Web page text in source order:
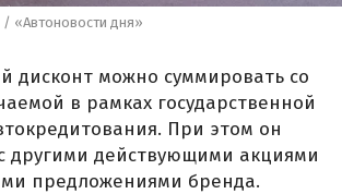
«Автоновости дня»
дисконт можно суммировать со
в рамках государственной
При этом он
другими действующими акциями
предложениями бренда.